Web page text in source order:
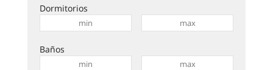
Dormitorios
Baños